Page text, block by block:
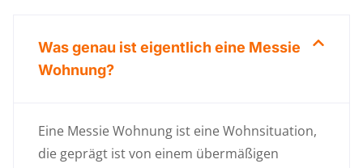
Was genau ist eigentlich eine Messie
Wohnung?
Eine Messie Wohnung ist eine Wohnsituation,
die geprägt ist von einem übermäßigen